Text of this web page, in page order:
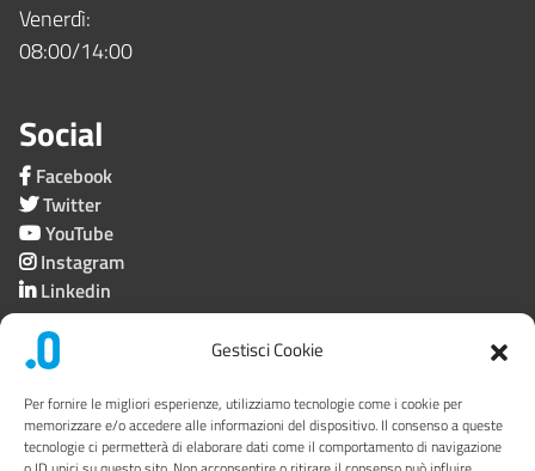
Gestisci Cookie
Per fornire le migliori esperienze, utilizziamo tecnologie come i cookie per
memorizzare e/o accedere alle informazioni del dispositivo. Il consenso a queste
tecnologie ci permetterà di elaborare dati come il comportamento di navigazione
Venerdì:
08:00/14:00
Social
Facebook
Twitter
YouTube
Instagram
Linkedin
Società trasparente
Privacy